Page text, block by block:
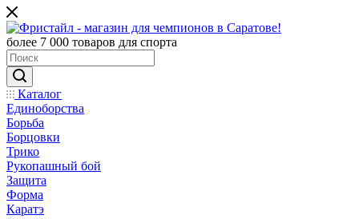
более 7 000 товаров для спорта
Каталог
Единоборства
Борьба
Борцовки
Трико
Рукопашный бой
Защита
Форма
Каратэ